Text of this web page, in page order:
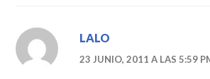
LALO
23 JUNIO, 2011 A LAS 5:59